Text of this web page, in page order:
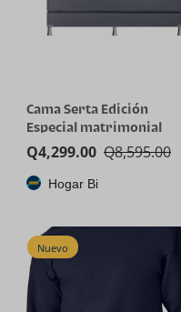
Cama Serta Edición
Especial matrimonial
Q8,595.00
Q4,299.00
Hogar Bi
Nuevo